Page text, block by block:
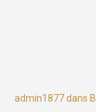
admin1877dans